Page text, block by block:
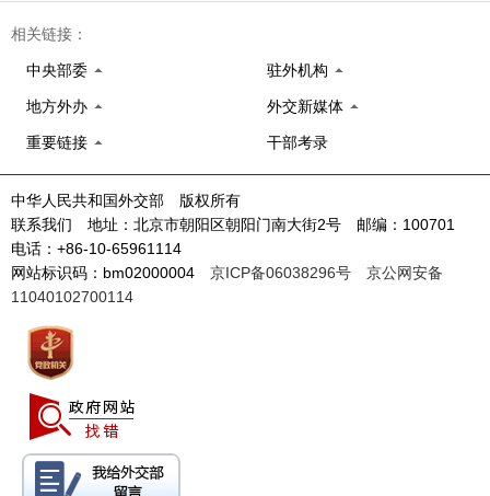
相关链接：
中央部委 驻外机构
地方外办 外交新媒体
重要链接 干部考录
中华人民共和国外交部 版权所有
联系我们 地址：北京市朝阳区朝阳门南大街2号 邮编：100701
电话：+86-10-65961114
网站标识码：bm02000004 京ICP备06038296号
京公网安备
11040102700114